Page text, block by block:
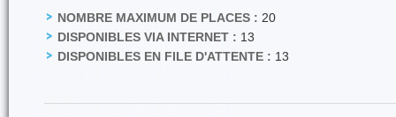
NOMBRE MAXIMUM DE PLACES : 20
DISPONIBLES VIA INTERNET : 13
DISPONIBLES EN FILE D'ATTENTE : 13